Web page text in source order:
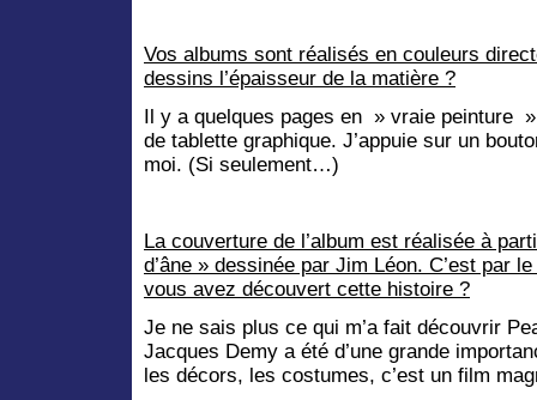
Vos albums sont réalisés en couleurs
dessins l’épaisseur de la matière ?
Il y a quelques pages en » vraie peinture
de tablette graphique. J’appuie sur un
moi. (Si seulement…)
La couverture de l’album est réalisée à
d’âne » dessinée par Jim Léon. C’est par
vous avez découvert cette histoire ?
Je ne sais plus ce qui m’a fait découvrir
Jacques Demy a été d’une grande
les décors, les costumes, c’est un film